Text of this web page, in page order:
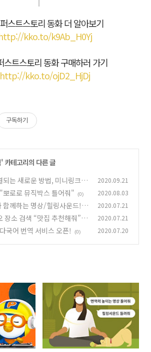
스트스토리 동화 더 알아보기
kko.to/k9Ab_H0Yj
스트스토리 동화 구매하러 가기
http://kko.to/ojD2_HjDj
구독하기
' 카테고리의 다른 글
는 새로운 방법, 미니링크 M
(0)
2020.09.21
뽀로로 뮤직박스 틀어줘" (0) 2020.08.03
함께하는 명상/힐링사운드! 2020.07.21
장소 검색 “맛집 추천해줘” 2020.07.21
국어 번역 서비스 오픈! (0) 2020.07.20